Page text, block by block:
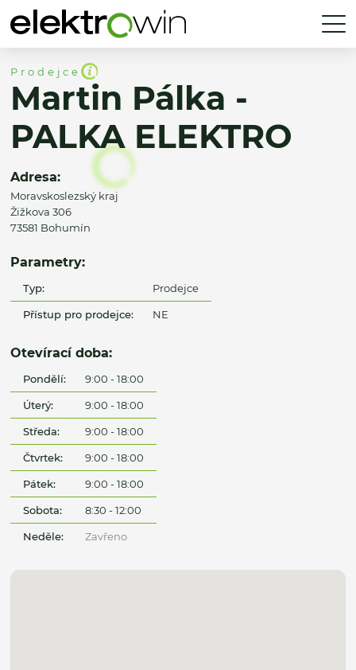
Prodejce
Martin Pálka -
PALKA ELEKTRO
Adresa:
Moravskoslezský kraj
Žižkova 306
73581 Bohumín
Parametry:
Typ: Prodejce
Přístup pro prodejce: NE
Otevírací doba:
Pondělí: 9:00 - 18:00
Úterý: 9:00 - 18:00
Středa: 9:00 - 18:00
Čtvrtek: 9:00 - 18:00
Pátek: 9:00 - 18:00
Sobota: 8:30 - 12:00
Neděle: Zavřeno